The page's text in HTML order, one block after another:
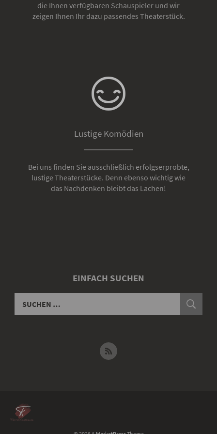
die Ihnen verfügbaren Schauspieler und wir
zeigen Ihnen Ihr dazu passendes Theaterstück.
Lustige Komödien
Bei uns finden Sie ausschließlich erfolgserprobte,
lustige Theaterstücke. Denn ebenso wichtig wie
das Nachdenken bleibt das Lachen!
EINFACH SUCHEN